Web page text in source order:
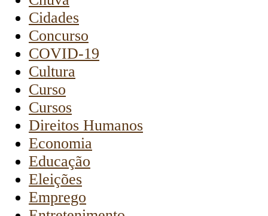
Cidades
Concurso
COVID-19
Cultura
Curso
Cursos
Direitos Humanos
Economia
Educação
Eleições
Emprego